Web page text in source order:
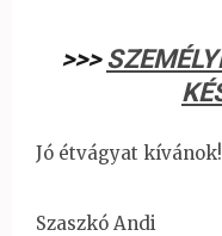
>>>
Jó étvágyat kívánok!
Szaszkó Andi